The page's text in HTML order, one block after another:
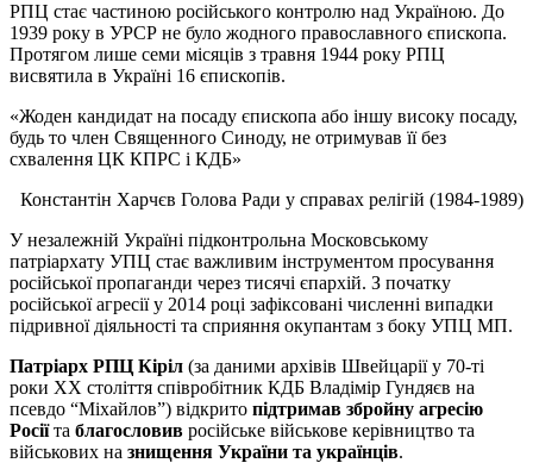
РПЦ стає частиною російського контролю над Україною. До
1939 року в УРСР не було жодного православного єпископа.
Протягом лише семи місяців з травня 1944 року РПЦ
висвятила в Україні 16 єпископів.
«Жоден кандидат на посаду єпископа або іншу високу посаду,
будь то член Священного Синоду, не отримував її без
схвалення ЦК КПРС і КДБ»
Константін Харчєв Голова Ради у справах релігій (1984-1989)
У незалежній Україні підконтрольна Московському
патріархату УПЦ стає важливим інструментом просування
російської пропаганди через тисячі єпархій. З початку
російської агресії у 2014 році зафіксовані численні випадки
підривної діяльності та сприяння окупантам з боку УПЦ МП.
Патріарх РПЦ Кіріл (за даними архівів Швейцарії у 70-ті
роки ХХ століття співробітник КДБ Владімір Гундяєв на
псевдо “Міхайлов”) відкрито підтримав збройну агресію
Росіїта благословив російське військове керівництво та
військових на знищення України та українців.